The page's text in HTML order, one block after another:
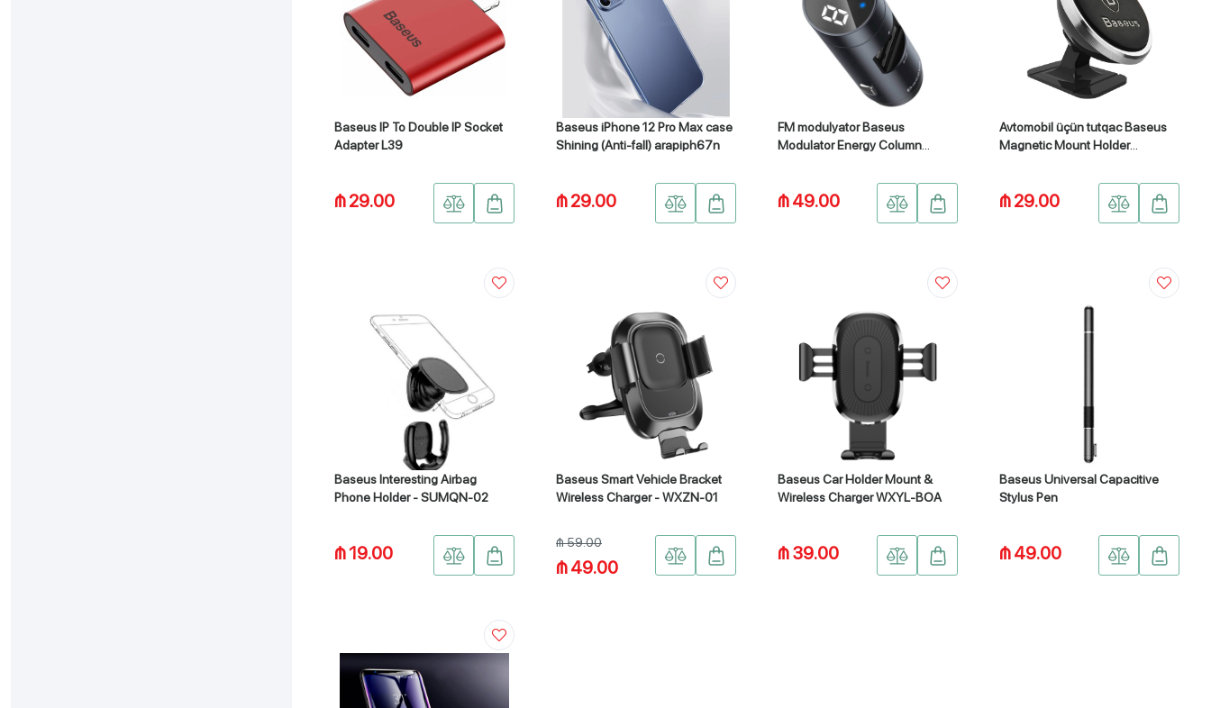
Baseus IP To Double IP Socket
Adapter L39
₼ 29.00
Baseus iPhone 12 Pro Max case
Shining (Anti-fall) arapiph67n
₼ 29.00
FM modulyator Baseus
Modulator Energy Column
₼ 49.00
Avtomobil üçün tutqac Baseus
Magnetic Mount Holder
₼ 29.00
Baseus Interesting Airbag
Phone Holder - SUMQN-02
₼ 19.00
Baseus Smart Vehicle Bracket
Wireless Charger - WXZN-01
₼ 59.00
₼ 49.00
Baseus Car Holder Mount &
Wireless Charger WXYL-BOA
₼ 39.00
Baseus Universal Capacitive
Stylus Pen
₼ 49.00